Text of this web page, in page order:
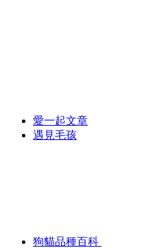
愛一起文章
遇見毛孩
狗貓品種百科